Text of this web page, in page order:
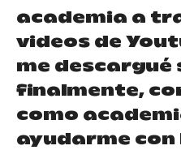
academia a
videos de
me descargué
finalmente,
como
ayudarme con